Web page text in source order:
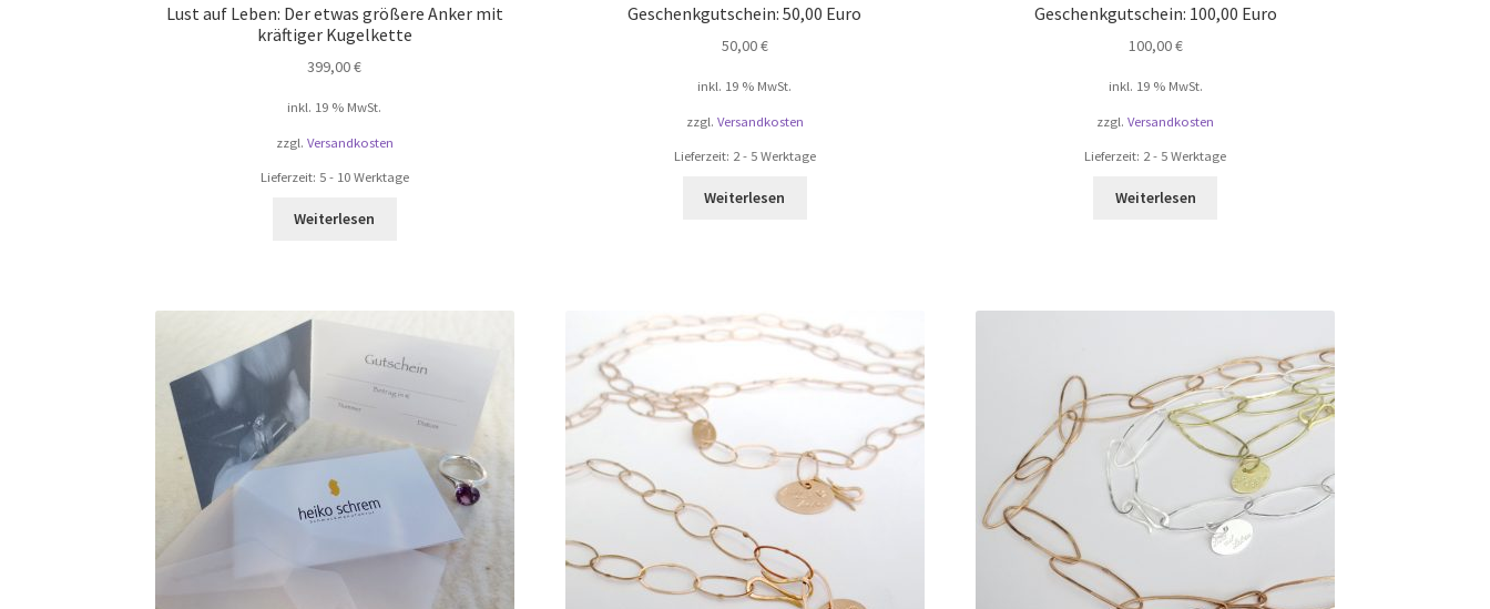
Lust auf Leben: Der etwas größere Anker mit
kräftiger Kugelkette
399,00€
inkl. 19 % MwSt.
zzgl. Versandkosten
Lieferzeit: 5 - 10 Werktage
Weiterlesen
Geschenkgutschein: 50,00 Euro
50,00€
inkl. 19 % MwSt.
zzgl. Versandkosten
Lieferzeit: 2 - 5 Werktage
Weiterlesen
Geschenkgutschein: 100,00 Euro
100,00€
inkl. 19 % MwSt.
zzgl.Versandkosten
Lieferzeit: 2 - 5 Werktage
Weiterlesen